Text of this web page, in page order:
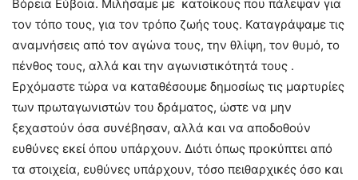
Βόρεια Εύβοια. Μιλήσαμε με κατοίκους που πάλεψαν για
τον τόπο τους, για τον τρόπο ζωής τους. Καταγράψαμε τις
αναμνήσεις από τον αγώνα τους, την θλίψη, τον θυμό, το
πένθος τους, αλλά και την αγωνιστικότητά τους .
Ερχόμαστε τώρα να καταθέσουμε δημοσίως τις μαρτυρίες
των πρωταγωνιστών του δράματος, ώστε να μην
ξεχαστούν όσα συνέβησαν, αλλά και να αποδοθούν
ευθύνες εκεί όπου υπάρχουν. Διότι όπως προκύπτει από
τα στοιχεία, ευθύνες υπάρχουν, τόσο πειθαρχικές όσο και